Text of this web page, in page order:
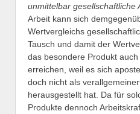
unmittelbar gesellschaftliche
Arbeit kann sich
Wertvergleichs
Tausch und damit der
das besondere Produkt
erreichen, weil es sich
doch nicht als
herausgestellt hat. Da für
Produkte dennoch